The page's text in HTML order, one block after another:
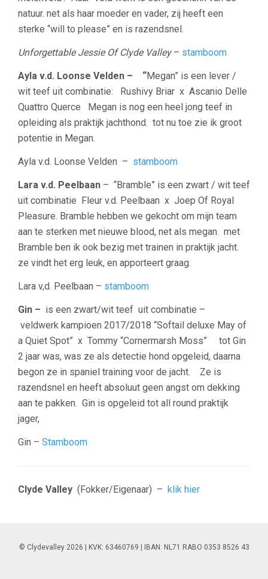
natuur. net als haar moeder en vader, zij heeft een
sterke “will to please” en is razendsnel.
Unforgettable Jessie Of Clyde Valley– stamboom
Ayla v.d. Loonse Velden – “Megan” is een lever /
wit teef uit combinatie: Rushivy Briar x Ascanio Delle
Quattro Querce Megan is nog een heel jong teef in
opleiding als praktijk jachthond. tot nu toe zie ik groot
potentie in Megan.
Ayla v.d. Loonse Velden – stamboom
Lara v.d. Peelbaan – “Bramble” is een zwart / wit teef
uit combinatie Fleur v.d. Peelbaan x Joep Of Royal
Pleasure. Bramble hebben we gekocht om mijn team
aan te sterken met nieuwe blood, net als megan. met
Bramble ben ik ook bezig met trainen in praktijk jacht.
ze vindt het erg leuk, en apporteert graag.
Lara v,d. Peelbaan – stamboom
Gin – is een zwart/wit teef uit combinatie –
veldwerk kampioen 2017/2018 “Softail deluxe May of
a Quiet Spot” x Tommy “Cornermarsh Moss” tot Gin
2 jaar was, was ze als detectie hond opgeleid, daarna
begon ze in spaniel training voor de jacht. Ze is
razendsnel en heeft absoluut geen angst om dekking
aan te pakken. Gin is opgeleid tot all round praktijk
jager,
Gin – Stamboom
Clyde Valley (Fokker/Eigenaar) – klik hier
© Clydevalley 2026 | KVK: 63460769 | IBAN: NL71 RABO 0353 8526 43